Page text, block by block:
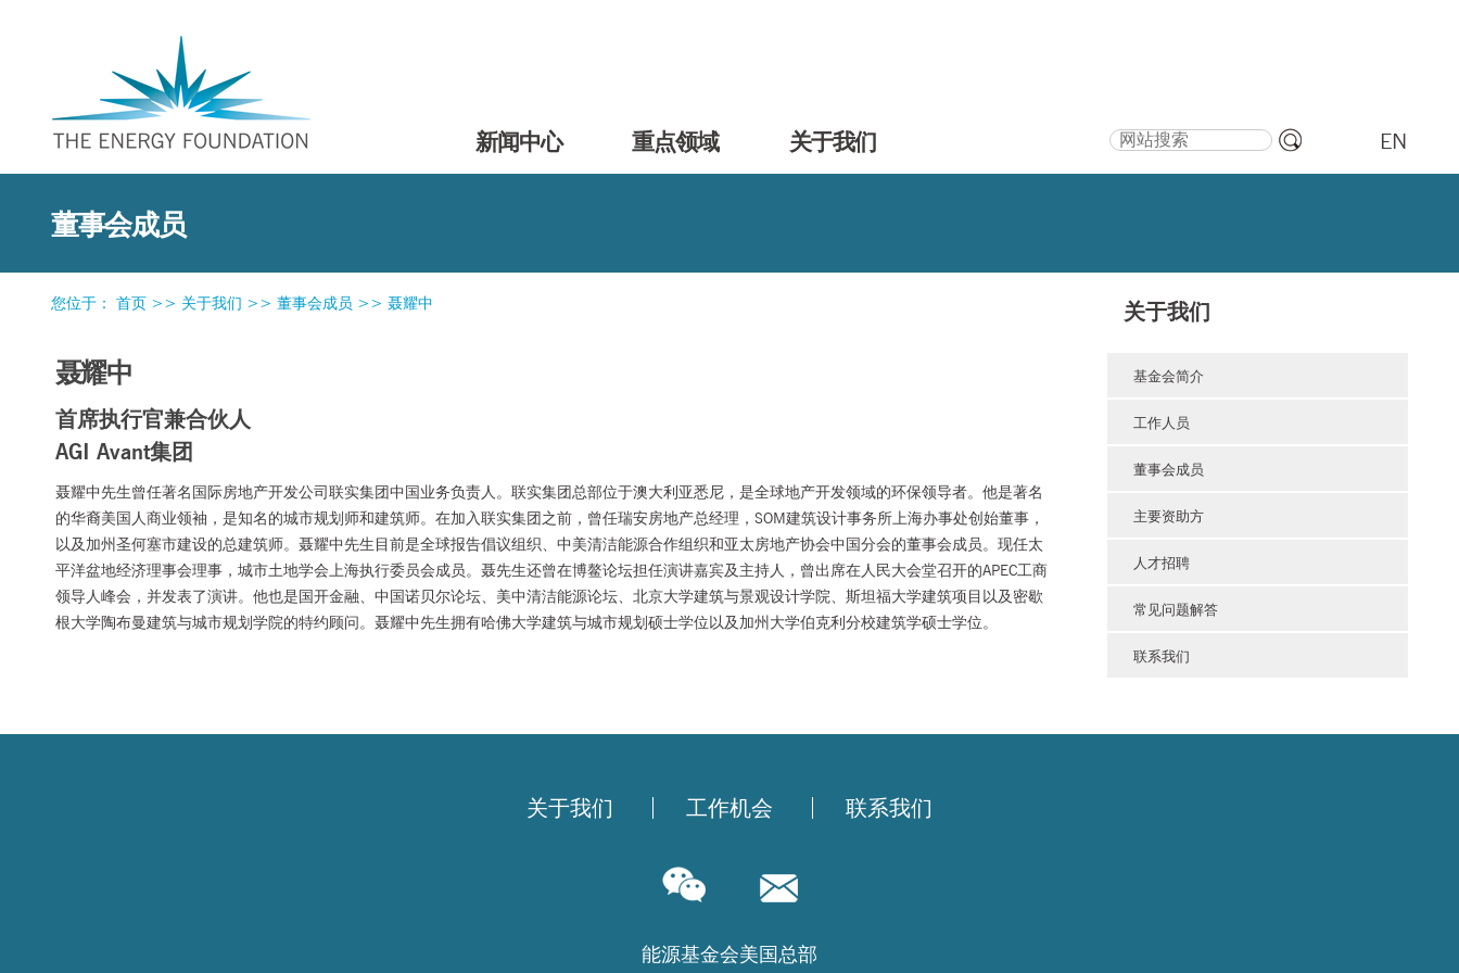
新闻中心 重点领域 关于我们
搜索
EN
董事会成员
您位于： 首页 >> 关于我们 >> 董事会成员 >> 聂耀中
聂耀中
首席执行官兼合伙人
AGI Avant集团
聂耀中先生曾任著名国际房地产开发公司联实集团中国业务负责人。联实集团总部位于澳大利亚悉尼，是全球地产开发领域的环保领导者。他是著名
的华裔美国人商业领袖，是知名的城市规划师和建筑师。在加入联实集团之前，曾任瑞安房地产总经理，SOM建筑设计事务所上海办事处创始董事，
以及加州圣何塞市建设的总建筑师。聂耀中先生目前是全球报告倡议组织、中美清洁能源合作组织和亚太房地产协会中国分会的董事会成员。现任太
平洋盆地经济理事会理事，城市土地学会上海执行委员会成员。聂先生还曾在博鳌论坛担任演讲嘉宾及主持人，曾出席在人民大会堂召开的APEC工商
领导人峰会，并发表了演讲。他也是国开金融、中国诺贝尔论坛、美中清洁能源论坛、北京大学建筑与景观设计学院、斯坦福大学建筑项目以及密歇
根大学陶布曼建筑与城市规划学院的特约顾问。聂耀中先生拥有哈佛大学建筑与城市规划硕士学位以及加州大学伯克利分校建筑学硕士学位。
关于我们
基金会简介
工作人员
董事会成员
主要资助方
人才招聘
常见问题解答
联系我们
关于我们 工作机会 联系我们
能源基金会美国总部